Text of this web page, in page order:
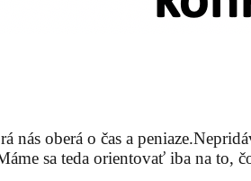
nás oberá o čas a
sa teda orientovať iba na to,